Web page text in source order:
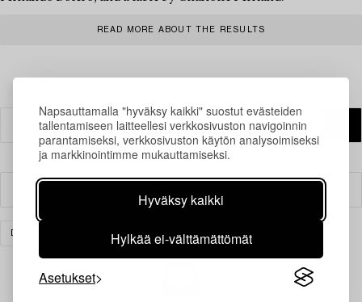
Napsauttamalla "hyväksy kaikki" suostut evästeiden
tallentamiseen laitteellesi verkkosivuston navigoinnin
parantamiseksi, verkkosivuston käytön analysoimiseksi
ja markkinointimme mukauttamiseksi.
Hyväksy kaikki
Hylkää ei-välttämättömät
Asetukset
READ MORE ABOUT THE RESULTS
TYHJENNÄ KAIKKI